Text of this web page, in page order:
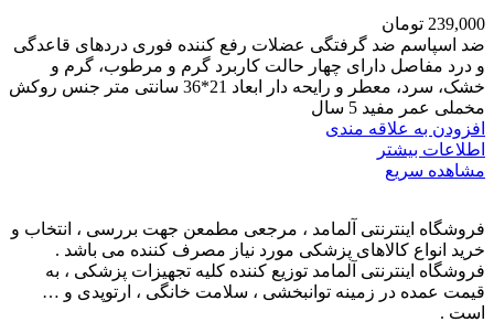
239,000 تومان
ضد اسپاسم ضد گرفتگی عضلات رفع کننده فوری دردهای قاعدگی
و درد مفاصل دارای چهار حالت کاربرد گرم و مرطوب، گرم و
خشک، سرد، معطر و رایحه دار ابعاد 21*36 سانتی متر جنس روکش
مخملی عمر مفید 5 سال
افزودن به علاقه مندی
اطلاعات بیشتر
مشاهده سریع
فروشگاه اینترنتی آلمامد ، مرجعی مطمعن جهت بررسی ، انتخاب و
خرید انواع کالاهای پزشکی مورد نیاز مصرف کننده می باشد .
فروشگاه اینترنتی آلمامد توزیع کننده کلیه تجهیزات پزشکی ، به
قیمت عمده در زمینه توانبخشی ، سلامت خانگی ، ارتوپدی و …
است .